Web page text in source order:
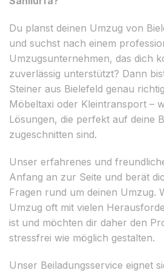
Du planst deinen Umzug von
und suchst nach einem
Umzugsunternehmen, das dich
zuverlässig unterstützt? Dann
Steiner aus Bielefeld genau
Möbeltaxi oder Kleintransport –
Lösungen, die perfekt auf deine
zugeschnitten sind.
Unser erfahrenes und
Anfang an zur Seite und berät
Fragen rund um deinen Umzug.
Umzug oft mit vielen
ist und möchten dir daher den
stressfrei wie möglich gestalten.
Unser Beiladungsservice eignet